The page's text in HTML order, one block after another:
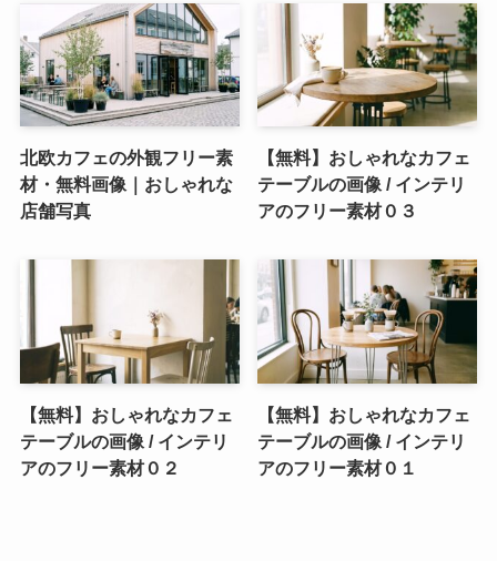
北欧カフェの外観フリー素
材・無料画像｜おしゃれな
店舗写真
【無料】おしゃれなカフェ
テーブルの画像 / インテリ
アのフリー素材０３
【無料】おしゃれなカフェ
テーブルの画像 / インテリ
アのフリー素材０２
【無料】おしゃれなカフェ
テーブルの画像 / インテリ
アのフリー素材０１